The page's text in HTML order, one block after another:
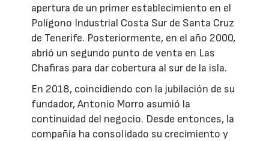
apertura de un primer establecimiento en el
Polígono Industrial Costa Sur de Santa Cruz
de Tenerife. Posteriormente, en el año 2000,
abrió un segundo punto de venta en Las
Chafiras para dar cobertura al sur de la isla.
En 2018, coincidiendo con la jubilación de su
fundador, Antonio Morro asumió la
continuidad del negocio. Desde entonces, la
compañía ha consolidado su crecimiento y